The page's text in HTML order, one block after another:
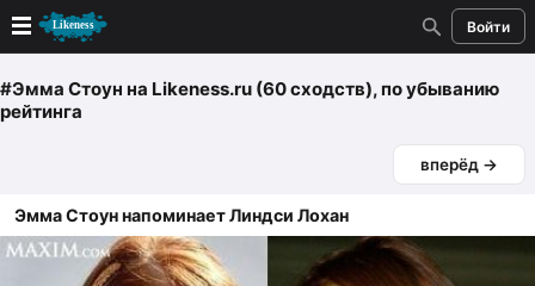
Войти
Новые
Голосование
Кандидаты
#Эмма Стоун на Likeness.ru (60 сходств), по убыванию
рейтинга
вперёд →
Эмма Стоун напоминает Линдси Лохан